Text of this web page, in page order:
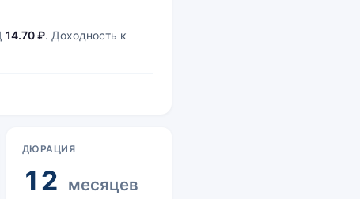
14.70 ₽. Доходность к
ДЮРАЦИЯ
12 месяцев